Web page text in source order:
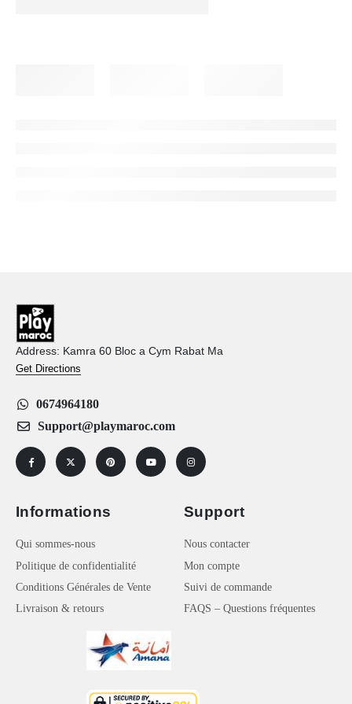
Address: Kamra 60 Bloc a Cym Rabat Ma
Get Directions
0674964180
Support@playmaroc.com
Informations
Qui sommes-nous
Politique de confidentialité
Conditions Générales de Vente
Livraison & retours
Support
Nous contacter
Mon compte
Suivi de commande
FAQS – Questions fréquentes